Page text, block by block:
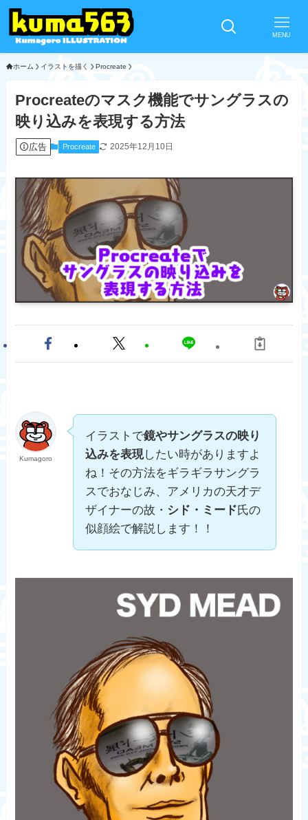
MENU
ホーム イラストを描く Procreate
Procreateのマスク機能でサングラスの
映り込みを表現する方法
広告 Procreate 2025年12月10日
Kumagoro
イラストで鏡やサングラスの映り
込みを表現したい時がありますよ
ね！その方法をギラギラサングラ
スでおなじみ、アメリカの天才デ
ザイナーの故・ シド・ミード氏の
似顔絵で解説します！！